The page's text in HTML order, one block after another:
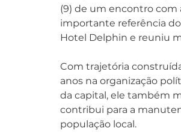
(9) de um encontro com
importante referência
Hotel Delphin e reuniu
Com trajetória
anos na organização
da capital, ele também
contribui para a
população local.